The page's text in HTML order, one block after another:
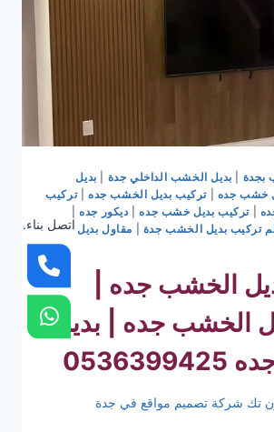
بجدة بديل الخشب الداخلي جدة
بديل
خشب جده |تركيب بديل الخشب جده |تركيب
تركيب بديل خشب جده| ديكور جده|
تركيب بديل الخشب جدة
مقاول بديل
الخشب جده |
الخشب جده | بديل
تك شركة تصميم مواقع في جدة
اتصل بناء.